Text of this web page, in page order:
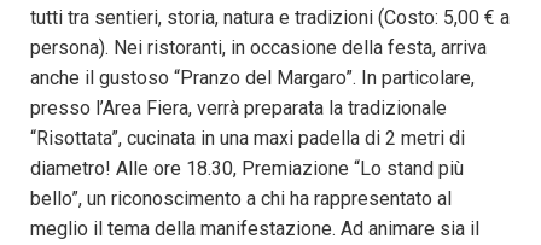
tutti tra sentieri, storia, natura e tradizioni (Costo: 5,00 € a
persona). Nei ristoranti, in occasione della festa, arriva
anche il gustoso “Pranzo del Margaro”. In particolare,
presso l’Area Fiera, verrà preparata la tradizionale
“Risottata”, cucinata in una maxi padella di 2 metri di
diametro! Alle ore 18.30, Premiazione “Lo stand più
bello”, un riconoscimento a chi ha rappresentato al
meglio il tema della manifestazione. Ad animare sia il